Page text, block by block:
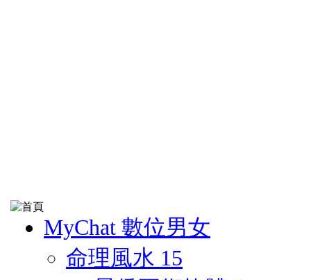
MyChat 數位男女
命理風水 15